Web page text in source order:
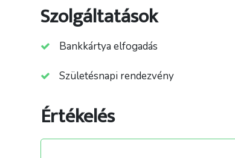
Szolgáltatások
Bankkártya elfogadás
Születésnapi rendezvény
Értékelés